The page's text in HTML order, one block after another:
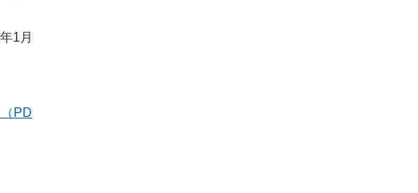
1月
PD